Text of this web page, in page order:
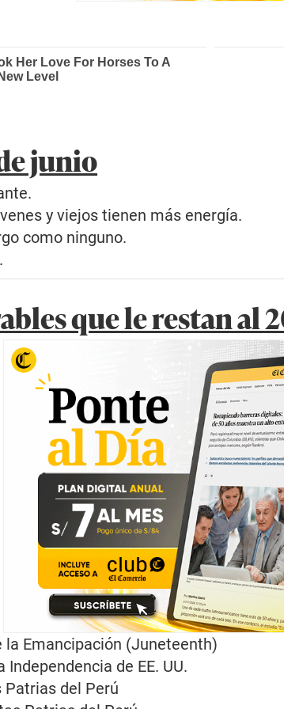
junio
y viejos tienen más energía.
como ninguno.
que le restan al
la Emancipación (Juneteenth)
Independencia de EE. UU.
Patrias del Perú